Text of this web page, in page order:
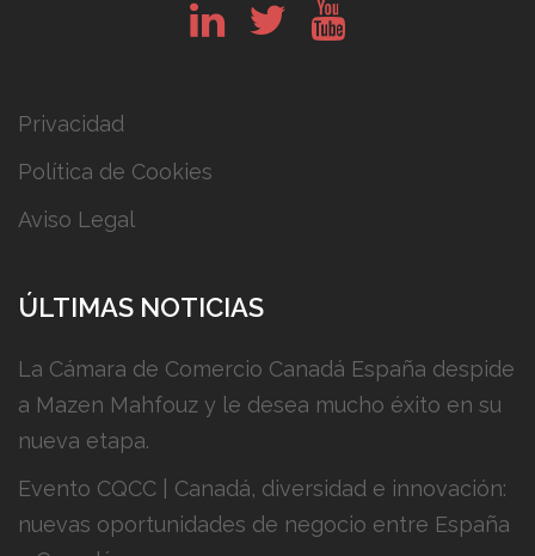
Privacidad
Política de Cookies
Aviso Legal
ÚLTIMAS NOTICIAS
La Cámara de Comercio Canadá España despide
a Mazen Mahfouz y le desea mucho éxito en su
nueva etapa.
Evento CQCC | Canadá, diversidad e innovación:
nuevas oportunidades de negocio entre España